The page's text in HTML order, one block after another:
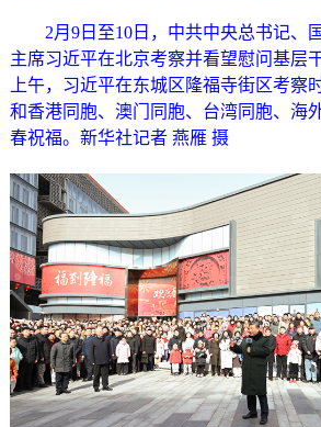
2月9日至10日，中共中央总书记、
主席习近平在北京考察并看望慰问基层
上午，习近平在东城区隆福寺街区考察
和香港同胞、澳门同胞、台湾同胞、海
春祝福。新华社记者 燕雁 摄